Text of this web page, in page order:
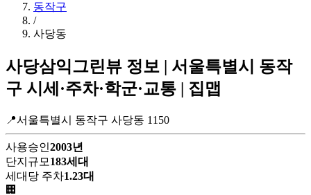
동작구
/
사당동
사당삼익그린뷰 정보 | 서울특별시 동작
구 시세·주차·학군·교통 | 집맵
📍서울특별시 동작구 사당동 1150
사용승인2003년
단지규모 183세대
세대당 주차1.23대
🏢